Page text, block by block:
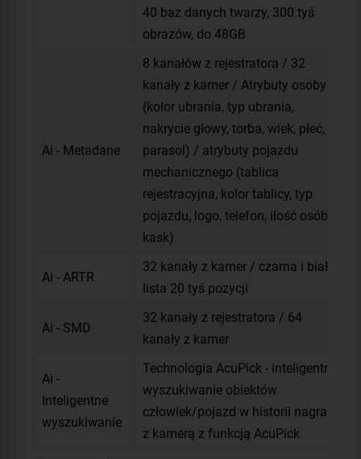
40 baz danych twarzy, 300 tyś
obrazów, do 48GB
Ai - Metadane
8 kanałów z rejestratora / 32
kanały z kamer / Atrybuty osoby
(kolor ubrania, typ ubrania,
nakrycie głowy, torba, wiek, płeć,
parasol) / atrybuty pojazdu
mechanicznego (tablica
rejestracyjna, kolor tablicy, typ
pojazdu, logo, telefon, ilość osób,
kask)
Ai - ARTR
32 kanały z kamer / czarna i biała
lista 20 tyś pozycji
Ai - SMD
32 kanały z rejestratora / 64
kanały z kamer
Ai -
Inteligentne
wyszukiwanie
Technologia AcuPick - inteligentne
wyszukiwanie obiektów
człowiek/pojazd w historii nagrań
z kamerą z funkcją AcuPick